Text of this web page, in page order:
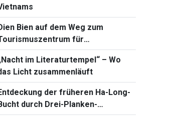
Bien auf dem Weg zum
für
und Kulturerlebnisse
im Literaturtempel“ – Wo
Licht zusammenläuft
der früheren Ha-Long-
durch Drei-Planken-